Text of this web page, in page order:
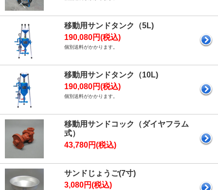
移動用サンドタンク（5L)
190,080円(税込)
個別送料がかかります。
移動用サンドタンク（10L)
190,080円(税込)
個別送料がかかります。
移動用サンドコック（ダイヤフラム
式）
43,780円(税込)
サンドじょうご(7寸)
3,080円(税込)